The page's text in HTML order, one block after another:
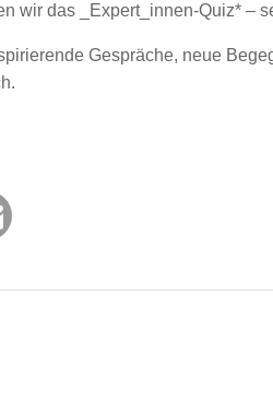
wir das _Expert_innen-Quiz* –
Gespräche, neue